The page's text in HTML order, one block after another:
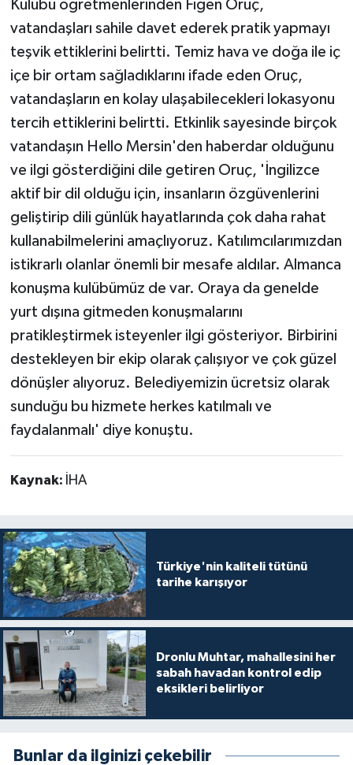
Kulübü öğretmenlerinden Figen Oruç,
vatandaşları sahile davet ederek pratik yapmayı
teşvik ettiklerini belirtti. Temiz hava ve doğa ile iç
içe bir ortam sağladıklarını ifade eden Oruç,
vatandaşların en kolay ulaşabilecekleri lokasyonu
tercih ettiklerini belirtti. Etkinlik sayesinde birçok
vatandaşın Hello Mersin'den haberdar olduğunu
ve ilgi gösterdiğini dile getiren Oruç, 'İngilizce
aktif bir dil olduğu için, insanların özgüvenlerini
geliştirip dili günlük hayatlarında çok daha rahat
kullanabilmelerini amaçlıyoruz. Katılımcılarımızdan
istikrarlı olanlar önemli bir mesafe aldılar. Almanca
konuşma kulübümüz de var. Oraya da genelde
yurt dışına gitmeden konuşmalarını
pratikleştirmek isteyenler ilgi gösteriyor. Birbirini
destekleyen bir ekip olarak çalışıyor ve çok güzel
dönüşler alıyoruz. Belediyemizin ücretsiz olarak
sunduğu bu hizmete herkes katılmalı ve
faydalanmalı' diye konuştu.
Kaynak: İHA
Türkiye'nin kaliteli tütünü
tarihe karışıyor
Dronlu Muhtar, mahallesini her
sabah havadan kontrol edip
eksikleri belirliyor
Bunlar da ilginizi çekebilir